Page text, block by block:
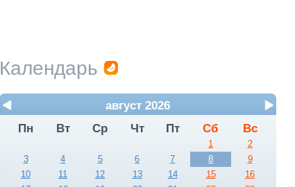
Календарь
август 2026
Пн
Вт Ср Чт Пт Сб Вс
1
2
3
4 5 6 7 8
9
10
11 12 13 14 15
16